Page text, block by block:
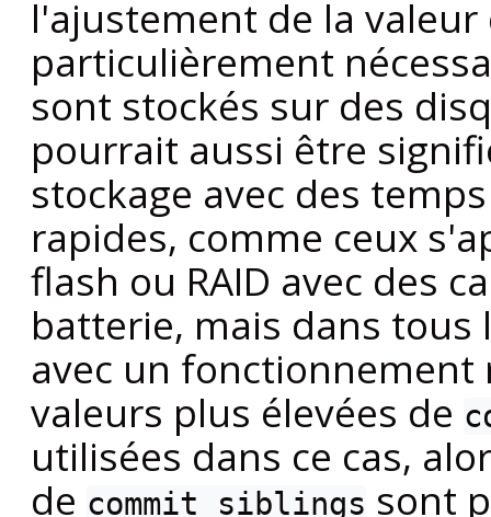
l'ajustement de la
particulièrement
sont stockés sur des
pourrait aussi être
stockage avec des
rapides, comme ceux
flash ou RAID avec des
batterie, mais dans tous
avec un
valeurs plus élevées de
utilisées dans ce cas,
de commit_siblings sont